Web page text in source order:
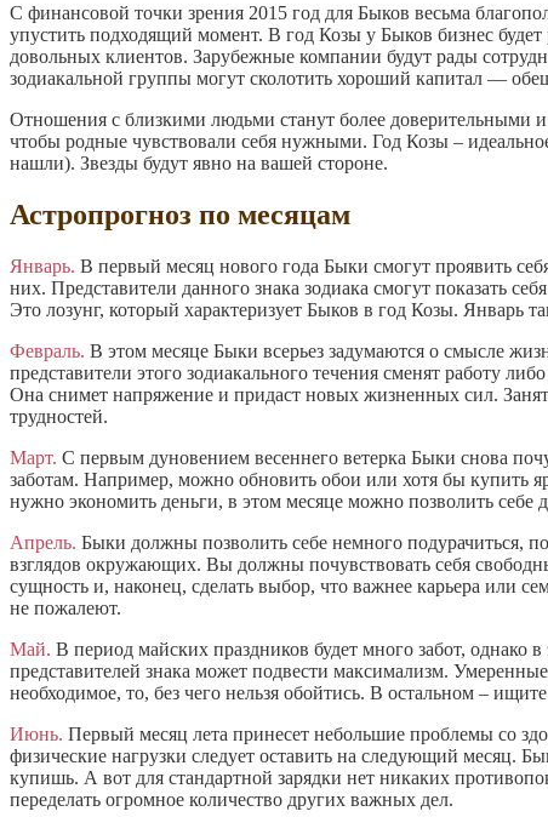
С финансовой точки зрения 2015 год для Быков весьма
упустить подходящий момент. В год Козы у Быков бизнес
довольных клиентов. Зарубежные компании будут рады
зодиакальной группы могут сколотить хороший капитал —
Отношения с близкими людьми станут более доверительными
чтобы родные чувствовали себя нужными. Год Козы –
нашли). Звезды будут явно на вашей стороне.
Астропрогноз по месяцам
Январь. В первый месяц нового года Быки смогут проявить
них. Представители данного знака зодиака смогут показать
Это лозунг, который характеризует Быков в год Козы. Январь
Февраль. В этом месяце Быки всерьез задумаются о смысле
представители этого зодиакального течения сменят работу
Она снимет напряжение и придаст новых жизненных сил.
трудностей.
Март. С первым дуновением весеннего ветерка Быки снова
заботам. Например, можно обновить обои или хотя бы купить
нужно экономить деньги, в этом месяце можно позволить
Апрель. Быки должны позволить себе немного
взглядов окружающих. Вы должны почувствовать себя
сущность и, наконец, сделать выбор, что важнее карьера или
не пожалеют.
Май. В период майских праздников будет много забот, однако
представителей знака может подвести максимализм.
необходимое, то, без чего нельзя обойтись. В остальном –
Июнь. Первый месяц лета принесет небольшие проблемы со
физические нагрузки следует оставить на следующий месяц.
купишь. А вот для стандартной зарядки нет никаких
переделать огромное количество других важных дел.